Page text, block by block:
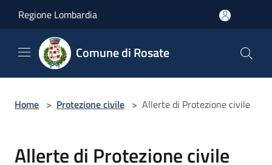
Regione Lombardia
Comune di Rosate
Home > Protezione civile > Allerte di Protezione civile
Allerte di Protezione civile